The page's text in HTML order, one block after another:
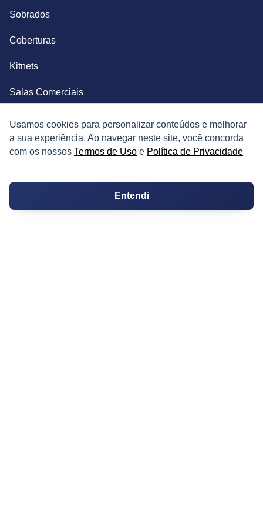
Usamos cookies para personalizar conteúdos e melhorar
a sua experiência. Ao navegar neste site, você concorda
com os nossos Termos de Uso e Política de Privacidade
Entendi
Sobrados
Coberturas
Kitnets
Salas Comerciais
Depósitos